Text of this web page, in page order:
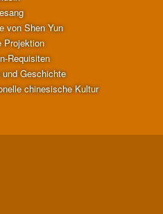
von Shen Yun
Projektion
Requisiten
Geschichte
chinesische Kultur